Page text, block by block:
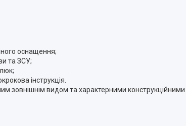
оснащення;
та ЗСУ;
інструкція.
зовнішнім видом та характерними